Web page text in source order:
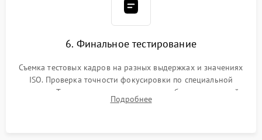
6. Финальное тестирование
Съемка тестовых кадров на разных выдержках и значениях
ISO. Проверка точности фокусировки по специальной
мишени. Тест записи на карту памяти, работы встроенной
вспышки, микрофона и всех кнопок управления.
Подробнее